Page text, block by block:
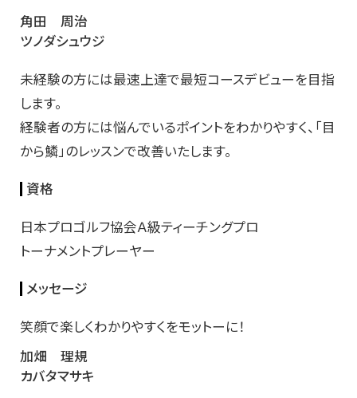
角田 周治
ツノダシュウジ
未経験の方には最速上達で最短コースデビューを目指
します。
経験者の方には悩んでいるポイントをわかりやすく、「目
から鱗」のレッスンで改善いたします。
資格
日本プロゴルフ協会Ａ級ティーチングプロ
トーナメントプレーヤー
メッセージ
笑顔で楽しくわかりやすくをモットーに！
加畑 理規
カバタマサキ